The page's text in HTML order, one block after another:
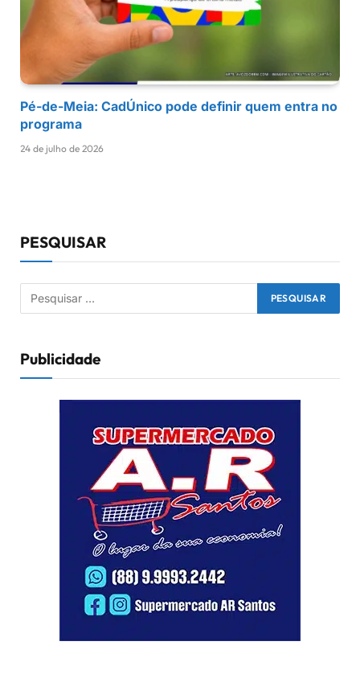
Pé-de-Meia: CadÚnico pode definir quem entra no
programa
24 de julho de 2026
PESQUISAR
Publicidade